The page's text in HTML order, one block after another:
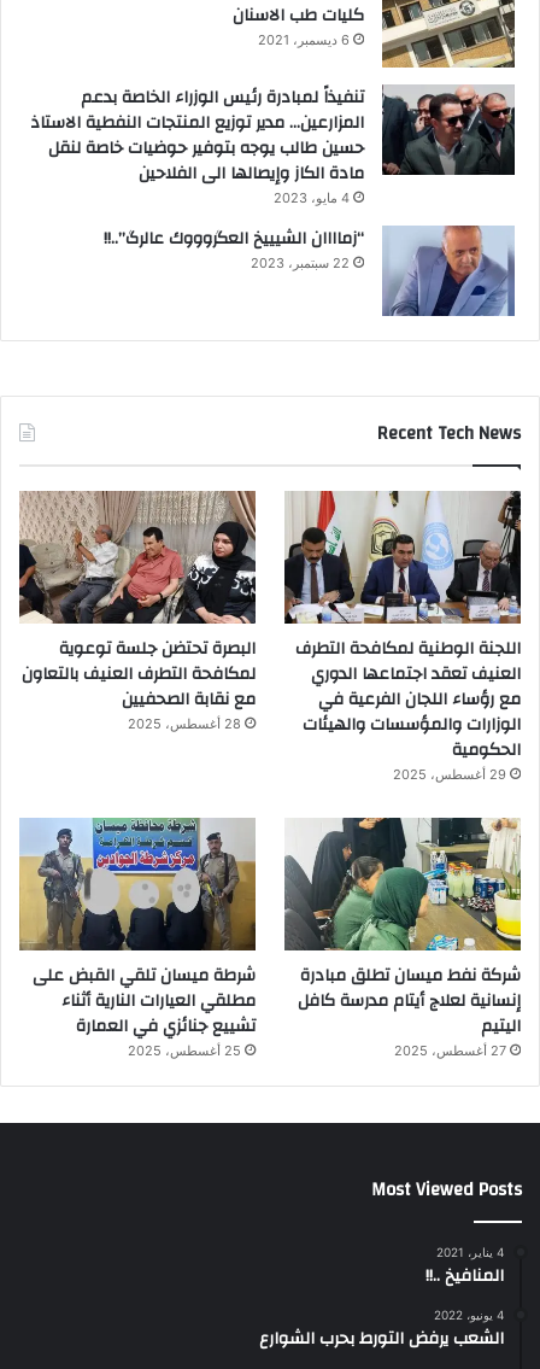
كليات طب الاسنان
6 ديسمبر، 2021
تنفيذاً لمبادرة رئيس الوزراء الخاصة بدعم
المزارعين… مدير توزيع المنتجات النفطية الاستاذ
حسين طالب يوجه بتوفير حوضيات خاصة لنقل
مادة الكاز وإيصالها الى الفلاحين
4 مايو، 2023
“زماااان الشيييخ العگروووك عالرگ”..!!
22 سبتمبر، 2023
Recent Tech News
اللجنة الوطنية لمكافحة التطرف
العنيف تعقد اجتماعها الدوري
مع رؤساء اللجان الفرعية في
الوزارات والمؤسسات والهيئات
الحكومية
29 أغسطس، 2025
البصرة تحتضن جلسة توعوية
لمكافحة التطرف العنيف بالتعاون
مع نقابة الصحفيين
28 أغسطس، 2025
شركة نفط ميسان تطلق مبادرة
إنسانية لعلاج أيتام مدرسة كافل
اليتيم
27 أغسطس، 2025
شرطة ميسان تلقي القبض على
مطلقي العيارات النارية أثناء
تشييع جنائزي في العمارة
25 أغسطس، 2025
Most Viewed Posts
4 يناير، 2021
المنافيخ ..!!
4 يونيو، 2022
الشعب يرفض التورط بحرب الشوارع